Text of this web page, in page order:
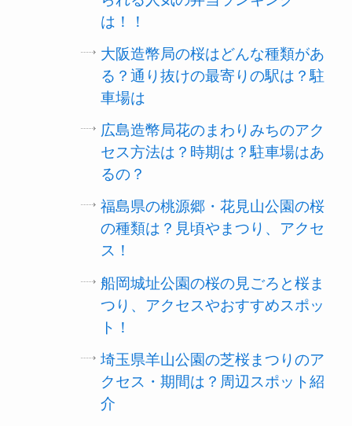
は！！
大阪造幣局の桜はどんな種類があ
る？通り抜けの最寄りの駅は？駐
車場は
広島造幣局花のまわりみちのアク
セス方法は？時期は？駐車場はあ
るの？
福島県の桃源郷・花見山公園の桜
の種類は？見頃やまつり、アクセ
ス！
船岡城址公園の桜の見ごろと桜ま
つり、アクセスやおすすめスポッ
ト！
埼玉県羊山公園の芝桜まつりのア
クセス・期間は？周辺スポット紹
介